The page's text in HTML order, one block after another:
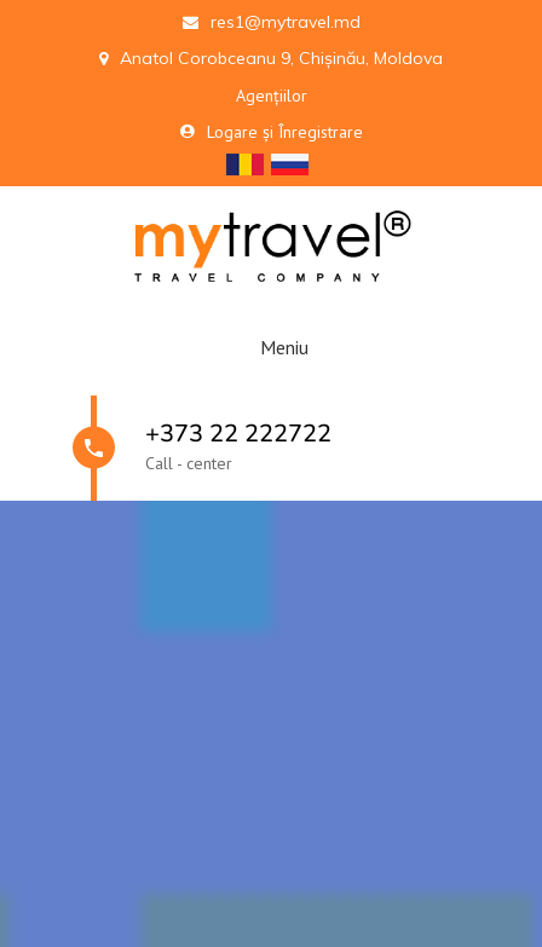
res1@mytravel.md
Anatol Corobceanu 9, Chișinău, Moldova
Agențiilor
Logare și Înregistrare
Meniu
+373 22 222722
Call - center